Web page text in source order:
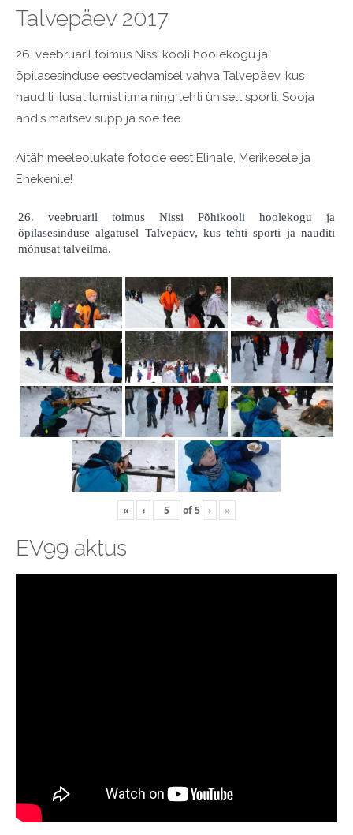
Talvepäev 2017
26. veebruaril toimus Nissi kooli hoolekogu ja
õpilasesinduse eestvedamisel vahva Talvepäev, kus
nauditi ilusat lumist ilma ning tehti ühiselt sporti. Sooja
andis maitsev supp ja soe tee.
Aitäh meeleolukate fotode eest Elinale, Merikesele ja
Enekenile!
26. veebruaril toimus Nissi Põhikooli hoolekogu ja
õpilasesinduse algatusel Talvepäev, kus tehti sporti ja nauditi
mõnusat talveilma.
« ‹ of5 › »
EV99 aktus